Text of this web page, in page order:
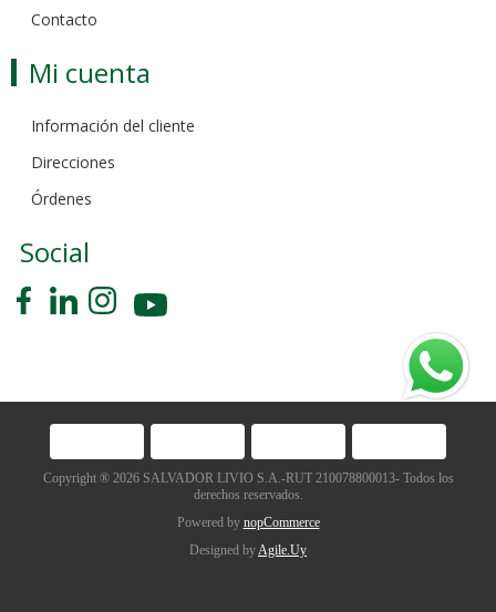
Contacto
Mi cuenta
Información del cliente
Direcciones
Órdenes
Social
Copyright ® 2026 SALVADOR LIVIO S.A.-RUT 210078800013- Todos los
derechos reservados.
Powered by nopCommerce
Designed byAgile.Uy